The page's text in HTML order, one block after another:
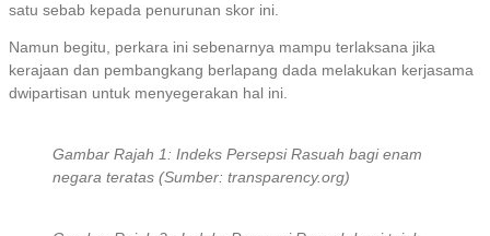
satu sebab kepada penurunan skor ini.
Namun begitu, perkara ini sebenarnya mampu terlaksana jika
kerajaan dan pembangkang berlapang dada melakukan kerjasama
dwipartisan untuk menyegerakan hal ini.
Gambar Rajah 1: Indeks Persepsi Rasuah bagi enam
negara teratas (Sumber: transparency.org)